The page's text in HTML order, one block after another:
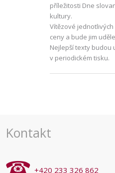
příležitosti Dne
kultury.
Vítězové
ceny a bude jim
Nejlepší texty budou
v periodickém tisku.
Kontakt
+420 233 326 862